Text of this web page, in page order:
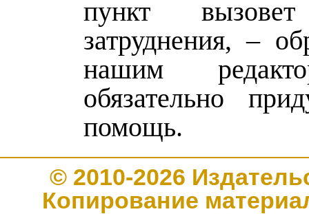
пункт
затруднения, –
нашим
обязательно
помощь.
© 2010-2026
Копирование